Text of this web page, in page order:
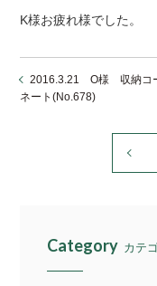
K様お疲れ様でした。
2016.3.21 O様 収納コ
ネート(No.678)
Category カテ